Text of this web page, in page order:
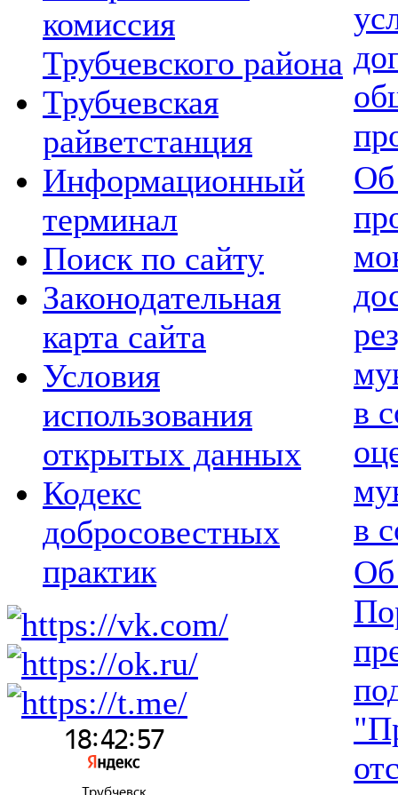
комиссия
Трубчевского района
Трубчевская
райветстанция
Информационный
терминал
Поиск по сайту
Законодательная
карта сайта
Условия
использования
открытых данных
Кодекс
добросовестных
практик
Об
в
в
Об